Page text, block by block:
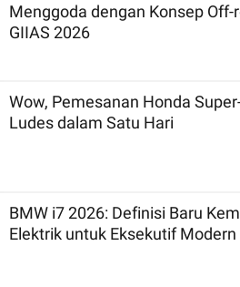
Menggoda dengan Konsep Off-
GIIAS 2026
Wow, Pemesanan Honda
Ludes dalam Satu Hari
BMW i7 2026: Definisi Baru
Elektrik untuk Eksekutif Modern